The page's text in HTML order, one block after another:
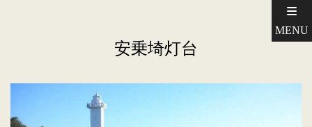
MENU
安乗埼灯台